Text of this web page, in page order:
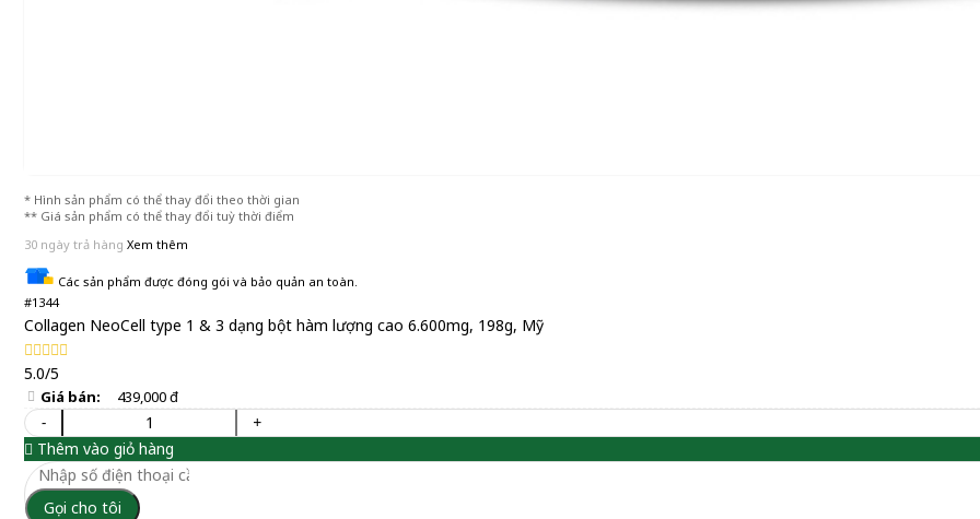
* Hình sản phẩm có thể thay đổi theo thời gian
** Giá sản phẩm có thể thay đổi tuỳ thời điểm
30 ngày trả hàng Xem thêm
Các sản phẩm được đóng gói và bảo quản an toàn.
#1344
Collagen NeoCell type 1 & 3 dạng bột hàm lượng cao 6.600mg, 198g, Mỹ
5.0/5
Giá bán: 439,000 đ
-
+
Thêm vào giỏ hàng
Gọi cho tôi